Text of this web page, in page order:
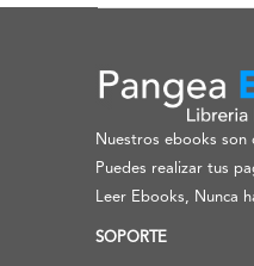
Nuestros ebooks
Puedes realizar tus
Leer Ebooks, Nunca
SOPORTE